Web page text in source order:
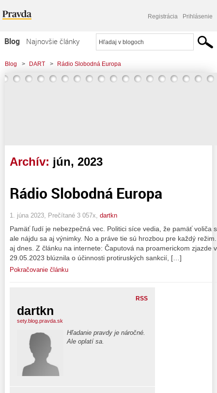
Registrácia Prihlásenie
Blog
Najnovšie články
Najčítanejšie články
Najkomentovanejšie články
Blog > DART > Rádio Slobodná Europa
Archív: jún, 2023
Rádio Slobodná Europa
1. júna 2023, Prečítané 3 057x, dartkn
Pamäť ľudí je nebezpečná vec. Politici síce vedia, že pamäť voliča
ale nájdu sa aj výnimky. No a práve tie sú hrozbou pre každý
aj dnes. Z článku na internete: Čaputová na proamerickom zjazde
29.05.2023 blúznila o účinnosti protiruských sankcií, […]
Pokračovanie článku
RSS
dartkn
sety.blog.pravda.sk
Hľadanie pravdy je náročné.
Ale oplatí sa.